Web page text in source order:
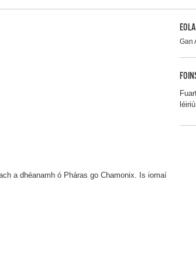
a dhéanamh ó Pháras go Chamonix. Is iomaí
Gan
léiriú